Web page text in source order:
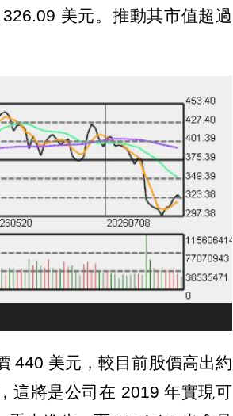
美元。推動其市值超過
440 美元，較目前股價高出約
這將是公司在 2019 年實現可